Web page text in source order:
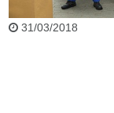
31/03/2018